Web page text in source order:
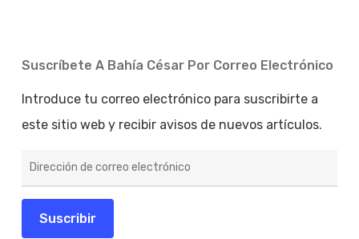
Suscríbete A Bahía César Por Correo Electrónico
Introduce tu correo electrónico para suscribirte a
este sitio web y recibir avisos de nuevos artículos.
de
electrónico
Suscribir